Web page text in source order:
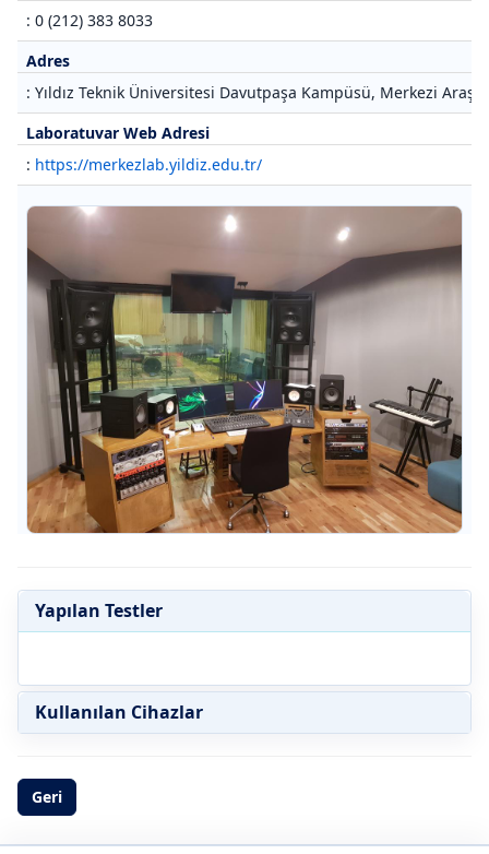
: 0 (212) 383 8033
Adres
: Yıldız Teknik Üniversitesi Davutpaşa Kampüsü, Merkezi
Laboratuvar Web Adresi
: https://merkezlab.yildiz.edu.tr/
Yapılan Testler
Kullanılan Cihazlar
Geri